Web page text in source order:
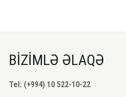
BİZİMLƏ ƏLAQƏ
Tel: (+994) 10 522-10-22